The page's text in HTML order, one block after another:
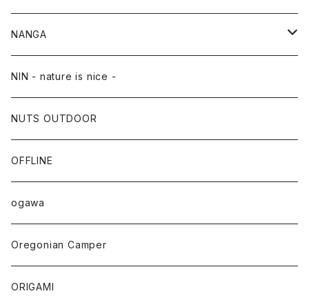
NANGA
NANGA×TACOMA FUJI RECORDS
NIN - nature is nice -
NUTS OUTDOOR
OFFLINE
ogawa
Oregonian Camper
ORIGAMI